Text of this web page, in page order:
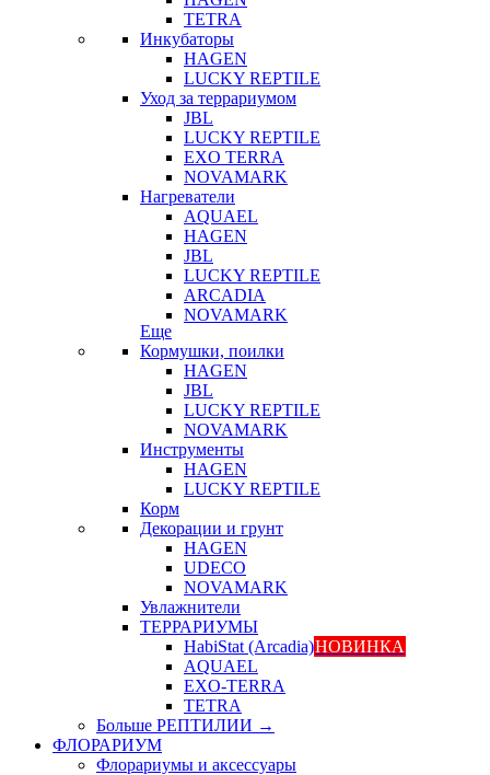
TETRA
Инкубаторы
HAGEN
LUCKY REPTILE
Уход за террариумом
JBL
LUCKY REPTILE
EXO TERRA
NOVAMARK
Нагреватели
AQUAEL
HAGEN
JBL
LUCKY REPTILE
ARCADIA
NOVAMARK
Еще
Кормушки, поилки
HAGEN
JBL
LUCKY REPTILE
NOVAMARK
Инструменты
HAGEN
LUCKY REPTILE
Корм
Декорации и грунт
HAGEN
UDECO
NOVAMARK
Увлажнители
ТЕРРАРИУМЫ
HabiStat (Arcadia)НОВИНКА
AQUAEL
EXO-TERRA
TETRA
Больше РЕПТИЛИИ →
ФЛОРАРИУМ
Флорариумы и аксессуары